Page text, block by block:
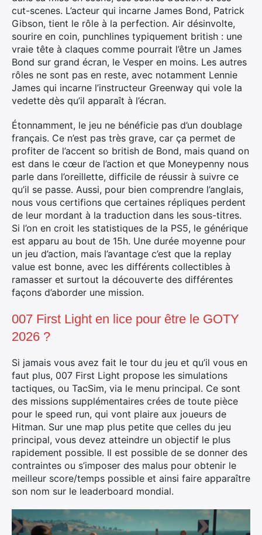
cut-scenes. L’acteur qui incarne James Bond, Patrick
Gibson, tient le rôle à la perfection. Air désinvolte,
sourire en coin, punchlines typiquement british : une
vraie tête à claques comme pourrait l’être un James
Bond sur grand écran, le Vesper en moins. Les autres
rôles ne sont pas en reste, avec notamment Lennie
James qui incarne l’instructeur Greenway qui vole la
vedette dès qu’il apparaît à l’écran.
Étonnamment, le jeu ne bénéficie pas d’un doublage
français. Ce n’est pas très grave, car ça permet de
profiter de l’accent so british de Bond, mais quand on
est dans le cœur de l’action et que Moneypenny nous
parle dans l’oreillette, difficile de réussir à suivre ce
qu’il se passe. Aussi, pour bien comprendre l’anglais,
nous vous certifions que certaines répliques perdent
de leur mordant à la traduction dans les sous-titres.
Si l’on en croit les statistiques de la PS5, le générique
est apparu au bout de 15h. Une durée moyenne pour
un jeu d’action, mais l’avantage c’est que la replay
value est bonne, avec les différents collectibles à
ramasser et surtout la découverte des différentes
façons d’aborder une mission.
007 First Light en lice pour être le GOTY
2026 ?
Si jamais vous avez fait le tour du jeu et qu’il vous en
faut plus, 007 First Light propose les simulations
tactiques, ou TacSim, via le menu principal. Ce sont
des missions supplémentaires crées de toute pièce
pour le speed run, qui vont plaire aux joueurs de
Hitman. Sur une map plus petite que celles du jeu
principal, vous devez atteindre un objectif le plus
rapidement possible. Il est possible de se donner des
contraintes ou s’imposer des malus pour obtenir le
meilleur score/temps possible et ainsi faire apparaître
son nom sur le leaderboard mondial.
Rechercher
: